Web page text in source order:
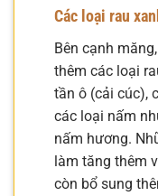
Các loại rau
Bên cạnh
thêm các loại
tần ô (cải cúc),
các loại nấm
nấm hương.
làm tăng thêm
còn bổ sung